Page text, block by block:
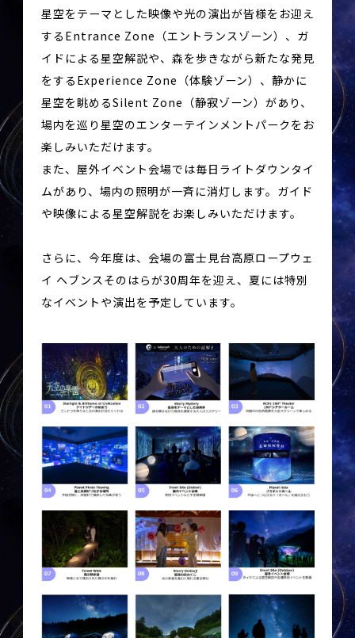
星空をテーマとした映像や光の演出が皆様をお迎え
するEntrance Zone（エントランスゾーン）、ガ
イドによる星空解説や、森を歩きながら新たな発見
をするExperience Zone（体験ゾーン）、静かに
星空を眺めるSilent Zone（静寂ゾーン）があり、
場内を巡り星空のエンターテインメントパークをお
楽しみいただけます。
また、屋外イベント会場では毎日ライトダウンタイ
ムがあり、場内の照明が一斉に消灯します。ガイド
や映像による星空解説をお楽しみいただけます。
さらに、今年度は、会場の富士見台高原ロープウェ
イ ヘブンスそのはらが30周年を迎え、夏には特別
なイベントや演出を予定しています。